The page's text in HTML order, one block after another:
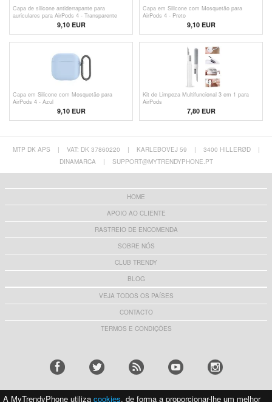
Capa de silicone antiderrapante para
auriculares para AirPods 4 - Transparente
9,10 EUR
Capa em Silicone com Mosquetão para
AirPods 4 - Preto
9,10 EUR
Capa em Silicone com Mosquetão para
AirPods 4 - Azul
9,10 EUR
Kit de Limpeza Multifuncional 3 em 1 para
AirPods
7,80 EUR
MTP DK APS | VAT: DK 37860220 | KARLEBOVEJ 59 | 3400 HILLERØD
|
DINAMARCA
| SUPPORT@MYTRENDYPHONE.PT
HOME
APOIO AO CLIENTE
RASTREIO DE ENCOMENDA
SOBRE NÓS
CLUB TRENDY
BLOG
VEJA TODOS OS PAÍSES
CONTACTO
TERMOS E CONDIÇÕES
A MyTrendyPhone utiliza cookies, de forma a proporcionar-lhe um melhor